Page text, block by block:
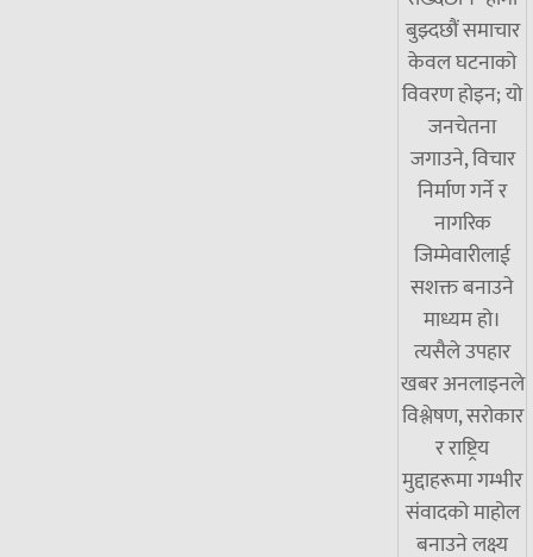
बुझ्दछौं समाचार
केवल घटनाको
विवरण होइन; यो
जनचेतना
जगाउने, विचार
निर्माण गर्ने र
नागरिक
जिम्मेवारीलाई
सशक्त बनाउने
माध्यम हो।
त्यसैले उपहार
खबर अनलाइनले
विश्लेषण, सरोकार
र राष्ट्रिय
मुद्दाहरूमा गम्भीर
संवादको माहोल
बनाउने लक्ष्य